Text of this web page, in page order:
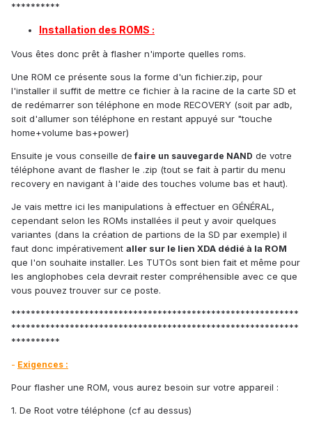
**********
Installation des ROMS :
Vous êtes donc prêt à flasher n'importe quelles roms.
Une ROM ce présente sous la forme d'un fichier.zip, pour
l'installer il suffit de mettre ce fichier à la racine de la carte SD et
de redémarrer son téléphone en mode RECOVERY (soit par adb,
soit d'allumer son téléphone en restant appuyé sur "touche
home+volume bas+power)
Ensuite je vous conseille de faire un sauvegarde NAND de votre
téléphone avant de flasher le .zip (tout se fait à partir du menu
recovery en navigant à l'aide des touches volume bas et haut).
Je vais mettre ici les manipulations à effectuer en GÉNÉRAL,
cependant selon les ROMs installées il peut y avoir quelques
variantes (dans la création de partions de la SD par exemple) il
faut donc impérativement aller sur le lien XDA dédié à la ROM
que l'on souhaite installer. Les TUTOs sont bien fait et même pour
les anglophobes cela devrait rester compréhensible avec ce que
vous pouvez trouver sur ce poste.
***********************************************************
***********************************************************
**********
- Exigences :
Pour flasher une ROM, vous aurez besoin sur votre appareil :
1. De Root votre téléphone (cf au dessus)